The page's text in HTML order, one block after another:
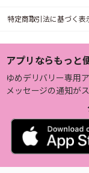
特定商取引法に基づく表
アプリならもっと
ゆめデリバリー専用ア
メッセージの通知が